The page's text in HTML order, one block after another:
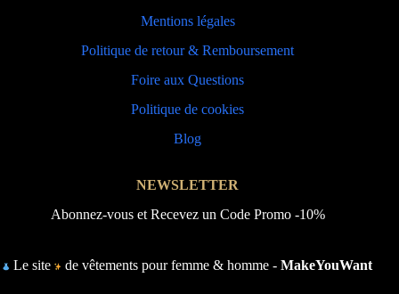
Mentions légales
Politique de retour & Remboursement
Foire aux Questions
Politique de cookies
Blog
NEWSLETTER
Abonnez-vous et Recevez un Code Promo -10%
Le site de vêtements pour femme & homme -MakeYouWant